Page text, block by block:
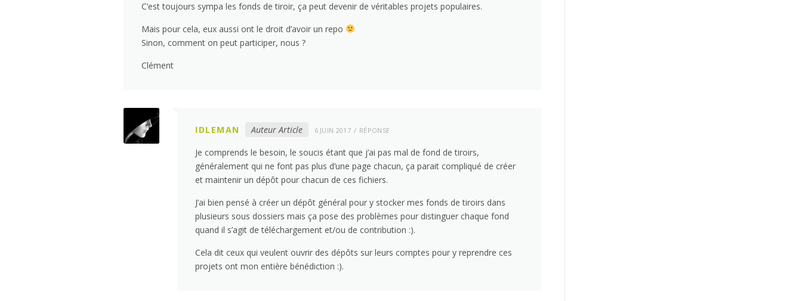
C’est toujours sympa les fonds de tiroir, ça peut devenir de véritables projets populaires.
Mais pour cela, eux aussi ont le droit d’avoir un repo
Sinon, comment on peut participer, nous ?
Clément
IDLEMAN Auteur Article 6 JUIN 2017 RÉPONSE
Je comprends le besoin, le soucis étant que j’ai pas mal de fond de tiroirs,
généralement qui ne font pas plus d’une page chacun, ça parait compliqué de créer
et maintenir un dépôt pour chacun de ces fichiers.
J’ai bien pensé à créer un dépôt général pour y stocker mes fonds de tiroirs dans
plusieurs sous dossiers mais ça pose des problèmes pour distinguer chaque fond
quand il s’agit de téléchargement et/ou de contribution :).
Cela dit ceux qui veulent ouvrir des dépôts sur leurs comptes pour y reprendre ces
projets ont mon entière bénédiction :).